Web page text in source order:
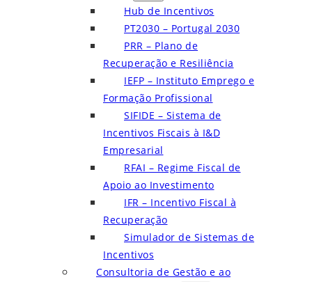
Hub de Incentivos
PT2030 – Portugal 2030
PRR – Plano de
Recuperação e Resiliência
IEFP – Instituto Emprego e
Formação Profissional
SIFIDE – Sistema de
Incentivos Fiscais à I&D
Empresarial
RFAI – Regime Fiscal de
Apoio ao Investimento
IFR – Incentivo Fiscal à
Recuperação
Simulador de Sistemas de
Incentivos
Consultoria de Gestão e ao